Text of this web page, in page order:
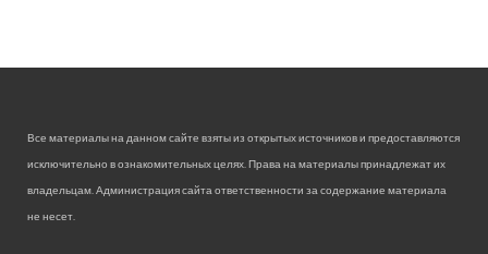
Все материалы на данном сайте взяты из открытых источников и предоставляются
исключительно в ознакомительных целях. Права на материалы принадлежат их
владельцам. Администрация сайта ответственности за содержание материала
не несет.